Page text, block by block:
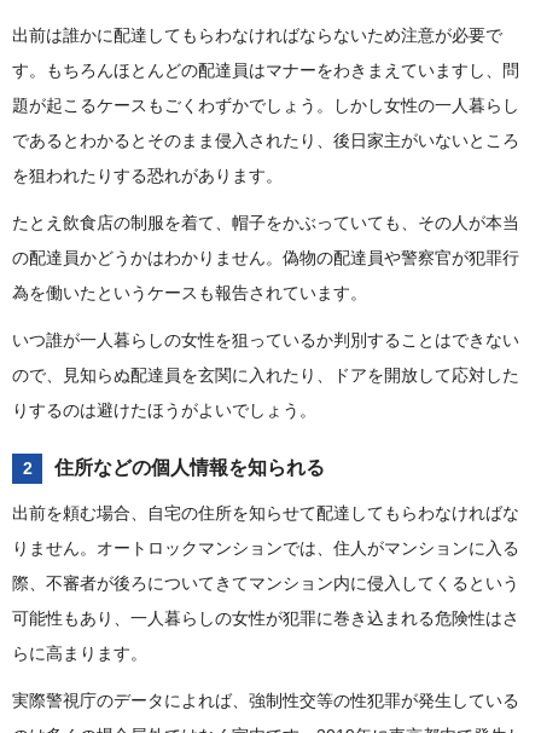
出前は誰かに配達してもらわなければならないため注意が必要で
す。もちろんほとんどの配達員はマナーをわきまえていますし、問
題が起こるケースもごくわずかでしょう。しかし女性の一人暮らし
であるとわかるとそのまま侵入されたり、後日家主がいないところ
を狙われたりする恐れがあります。
たとえ飲食店の制服を着て、帽子をかぶっていても、その人が本当
の配達員かどうかはわかりません。偽物の配達員や警察官が犯罪行
為を働いたというケースも報告されています。
いつ誰が一人暮らしの女性を狙っているか判別することはできない
ので、見知らぬ配達員を玄関に入れたり、ドアを開放して応対した
りするのは避けたほうがよいでしょう。
2 住所などの個人情報を知られる
出前を頼む場合、自宅の住所を知らせて配達してもらわなければな
りません。オートロックマンションでは、住人がマンションに入る
際、不審者が後ろについてきてマンション内に侵入してくるという
可能性もあり、一人暮らしの女性が犯罪に巻き込まれる危険性はさ
らに高まります。
実際警視庁のデータによれば、強制性交等の性犯罪が発生している